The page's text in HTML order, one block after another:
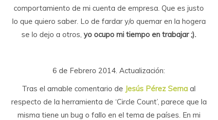
comportamiento de mi cuenta de empresa. Que es justo
lo que quiero saber. Lo de fardar y/o quemar en la hogera
se lo dejo a otros, yo ocupo mi tiempo en trabajar ;).
6 de Febrero 2014. Actualización:
Tras el amable comentario de Jesús Pérez Serna al
respecto de la herramienta de ‘Circle Count’, parece que la
misma tiene un bug o fallo en el tema de países. En mi